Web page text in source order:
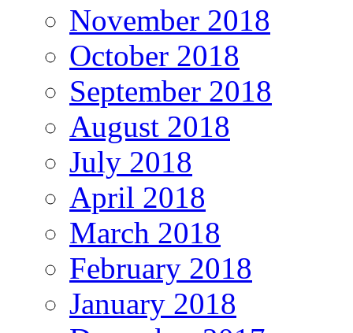
November 2018
October 2018
September 2018
August 2018
July 2018
April 2018
March 2018
February 2018
January 2018